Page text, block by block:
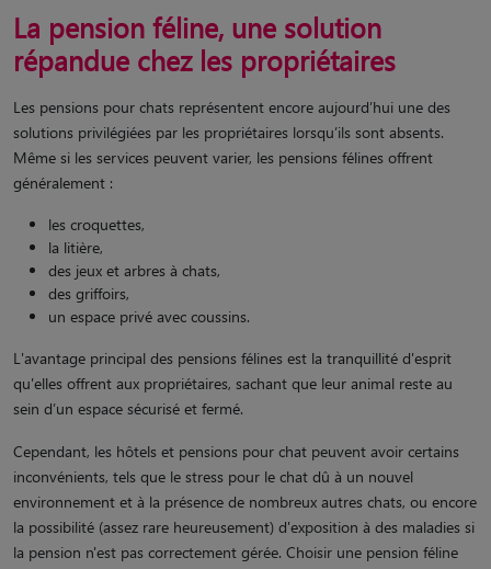
La pension féline, une solution
répandue chez les propriétaires
Les pensions pour chats représentent encore aujourd’hui une des
solutions privilégiées par les propriétaires lorsqu’ils sont absents.
Même si les services peuvent varier, les pensions félines offrent
généralement :
les croquettes,
la litière,
des jeux et arbres à chats,
des griffoirs,
un espace privé avec coussins.
L'avantage principal des pensions félines est la tranquillité d'esprit
qu'elles offrent aux propriétaires, sachant que leur animal reste au
sein d’un espace sécurisé et fermé.
Cependant, les hôtels et pensions pour chat peuvent avoir certains
inconvénients, tels que le stress pour le chat dû à un nouvel
environnement et à la présence de nombreux autres chats, ou encore
la possibilité (assez rare heureusement) d'exposition à des maladies si
la pension n'est pas correctement gérée. Choisir une pension féline